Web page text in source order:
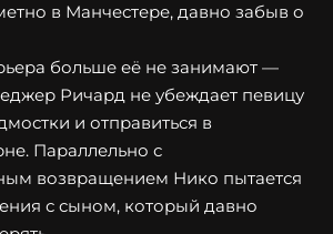
в Манчестере, давно забыв о
больше её не занимают —
Ричард не убеждает певицу
и отправиться в
Параллельно с
возвращением Нико пытается
с сыном, который давно